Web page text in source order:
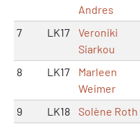
Andres
7 LK17
Veroniki
Siarkou
8 LK17
Marleen
Weimer
9 LK18 Solène Roth